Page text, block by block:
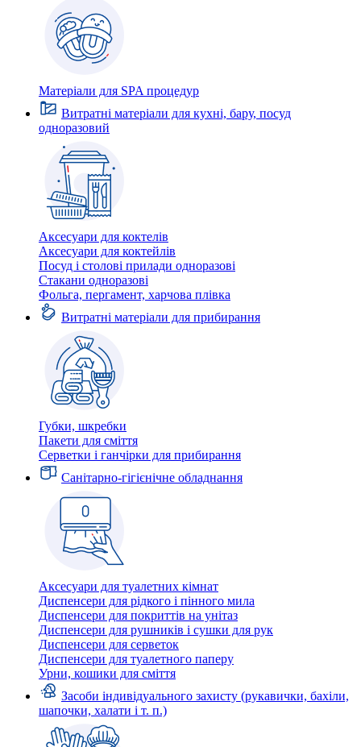
Матеріали для SPA процедур
Витратні матеріали для кухні, бару, посуд
одноразовий
Аксесуари для коктелів
Аксесуари для коктейлів
Посуд і столові прилади одноразові
Стакани одноразові
Фольга, пергамент, харчова плівка
Витратні матеріали для прибирання
Губки, шкребки
Пакети для сміття
Серветки і ганчірки для прибирання
Санітарно-гігієнічне обладнання
Аксесуари для туалетних кімнат
Диспенсери для рідкого і пінного мила
Диспенсери для покриттів на унітаз
Диспенсери для рушників і сушки для рук
Диспенсери для серветок
Диспенсери для туалетного паперу
Урни, кошики для сміття
Засоби індивідуального захисту (рукавички, бахіли,
шапочки, халати і т. п.)